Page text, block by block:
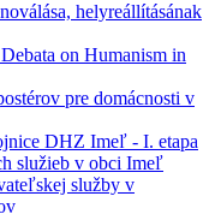
helyreállításának
on Humanism in
pre domácnosti v
DHZ Imeľ - I. etapa
služieb v obci Imeľ
služby v